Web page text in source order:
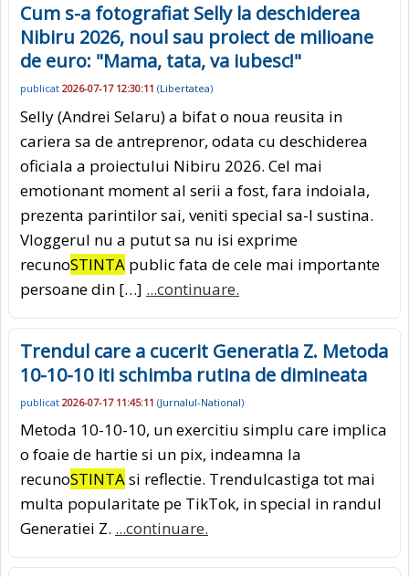
Cum s-a fotografiat Selly la deschiderea
Nibiru 2026, noul sau proiect de milioane
de euro: "Mama, tata, va iubesc!"
publicat 2026-07-17 12:30:11 (Libertatea)
Selly (Andrei Selaru) a bifat o noua reusita in
cariera sa de antreprenor, odata cu deschiderea
oficiala a proiectului Nibiru 2026. Cel mai
emotionant moment al serii a fost, fara indoiala,
prezenta parintilor sai, veniti special sa-l sustina.
Vloggerul nu a putut sa nu isi exprime
recunoSTINTA public fata de cele mai importante
persoane din […] ...continuare.
Trendul care a cucerit Generatia Z. Metoda
10-10-10 iti schimba rutina de dimineata
publicat 2026-07-17 11:45:11 (Jurnalul-National)
Metoda 10-10-10, un exercitiu simplu care implica
o foaie de hartie si un pix, indeamna la
recunoSTINTAsi reflectie. Trendulcastiga tot mai
multa popularitate pe TikTok, in special in randul
Generatiei Z. ...continuare.